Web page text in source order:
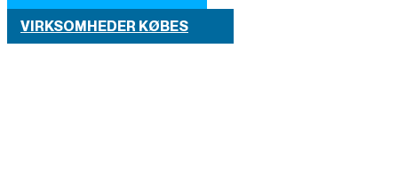
VIRKSOMHEDER KØBES